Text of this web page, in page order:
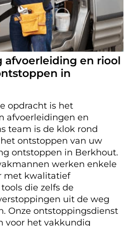
afvoerleiding en riool
in
opdracht is het
afvoerleidingen en
team is de klok rond
ontstoppen van uw
ontstoppen in Berkhout.
werken enkele
met kwalitatief
die zelfs de
uit de weg
Onze ontstoppingsdienst
voor het vakkundig